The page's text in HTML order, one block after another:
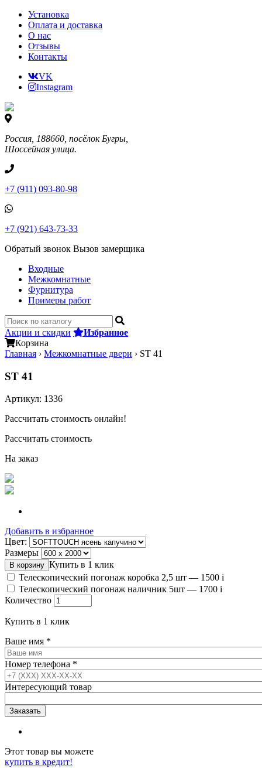
Установка
Оплата и доставка
О нас
Отзывы
Контакты
VK
Instagram
Россия, 188660, посёлок Бугры,
Шоссейная улица.
+7 (911) 093-80-98
+7 (921) 643-73-33
Обратый звонок Вызов замерщика
Входные
Межкомнатные
Фурнитура
Примеры работ
Акции и скидки Избранное
Корзина
Главная › Межкомнатные двери › ST 41
ST 41
Артикул: 1336
Рассчитать стоимость онлайн!
Рассчитать стоимость
На заказ
Добавить в избранное
Цвет:
Размеры
Купить в 1 клик
Телескопический погонаж коробка 2,5 шт — 1500 i
Телескопический погонаж наличник 5шт — 1700 i
Количество
Купить в 1 клик
Ваше имя *
Номер телефона *
Интересующий товар
Этот товар вы можете
купить в кредит!